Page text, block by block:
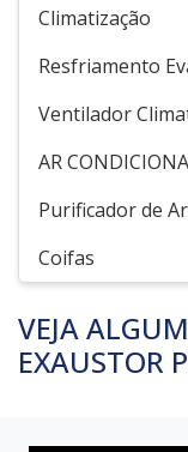
Climatização
Resfriamento
Ventilador
AR
Purificador de Ar
Coifas
VEJA
EXAUSTOR